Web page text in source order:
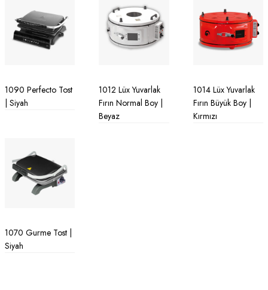
1090 Perfecto Tost
| Siyah
1012 Lüx Yuvarlak
Fırın Normal Boy |
Beyaz
1014 Lüx Yuvarlak
Fırın Büyük Boy |
Kırmızı
1070 Gurme Tost |
Siyah